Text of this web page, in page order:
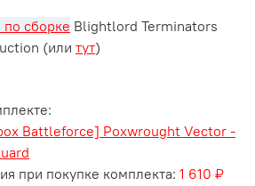
по сборке Blightlord Terminators
(или тут)
Battleforce] Poxwrought Vector -
при покупке комплекта: 1 610 ₽